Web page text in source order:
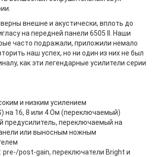
внешне и акустически, вплоть до
на передней панели 6505 II. Наши
часто подражали, приложили немало
наш успех, но ни один из них не был
как эти легендарные усилители серии
и низким усилением
на 16, 8 или 4 Ом (переключаемый)
предусилитель, переключаемый на
или выносным ножным
pre-/post-gain, переключатели Bright и